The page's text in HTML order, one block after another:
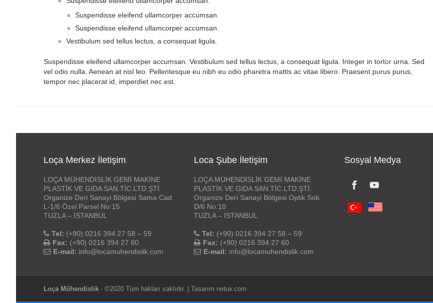
Suspendisse eleifend ullamcorper accumsan.
Suspendisse eleifend ullamcorper accumsan.
Vestibulum sed tellus lectus, a consequat ligula.
Suspendisse eleifend ullamcorper accumsan. Vestibulum sed tellus lectus, a consequat ligula. Integer in tortor urna. Sed
vel odio nulla. Aenean at nisl leo. Pellentesque eu nibh eu odio pharetra mattis ac vitae libero. Praesent purus purus,
tempor nec placerat id, imperdiet nec est.
Loça Merkez İletişim
LOÇA MÜHENDİSLİK GEMİ MAKİNE
PLASTİK VE GIDA SAN.TİC.LTD.ŞTİ.
Organize Deri Sanayi Bölgesi Sama Cad.
L-1/6 Özel Parsel No:15
TUZLA – İSTANBUL
Tel: (+90) 0216 394 27 58 – 59
Fax: (+90) 0216 394 27 60
E-mail: info@locamuhendislik.com
Loca Şube İletişim
LOÇA MÜHENDİSLİK GEMİ MAKİNE
PLASTİK VE GIDA SAN.TİC.LTD.ŞTİ.
Organize Deri Sanayi Bölgesi Optik Sok.
D/6 No:10
TUZLA – İSTANBUL
Tel: (+90) 0216 394 27 58 – 59
Fax: (+90) 0216 394 27 60
E-mail: info@locamuhendislik.com
Sosyal Medya
Loça Mühendislik - ©2020 Tüm hakları saklıdır. | Tasarım netuv.com